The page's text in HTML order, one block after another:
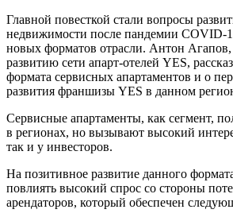
Главной повесткой стали вопросы
недвижимости после пандемии COVID-
новых форматов отрасли. Антон Агапов,
развитию сети апарт-отелей YES,
формата сервисных апартаментов и о
развития франшизы YES в данном
Сервисные апартаменты, как сегмент,
в регионах, но вызывают высокий
так и у инвесторов.
На позитивное развитие данного
повлиять высокий спрос со стороны
арендаторов, который обеспечен